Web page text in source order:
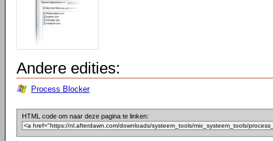
Andere edities:
Process Blocker
HTML code om naar deze pagina te linken: